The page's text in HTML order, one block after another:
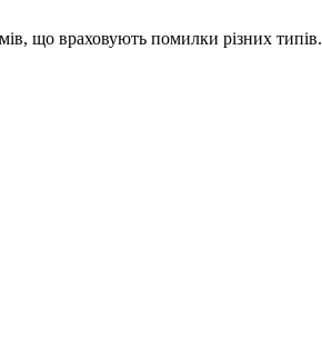
що враховують помилки різних типів.